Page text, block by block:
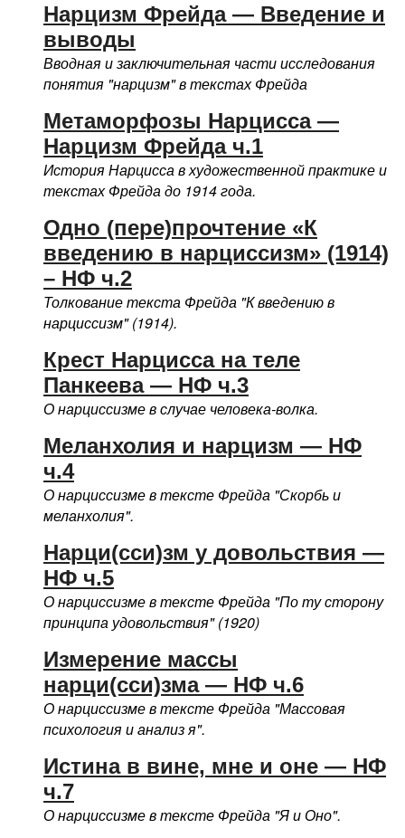
Нарцизм Фрейда — Введение и
выводы
Вводная и заключительная части исследования
понятия "нарцизм" в текстах Фрейда
Метаморфозы Нарцисса —
Нарцизм Фрейда ч.1
История Нарцисса в художественной практике и
текстах Фрейда до 1914 года.
Одно (пере)прочтение «К
введению в нарциссизм» (1914)
– НФ ч.2
Толкование текста Фрейда "К введению в
нарциссизм" (1914).
Крест Нарцисса на теле
Панкеева — НФ ч.3
О нарциссизме в случае человека-волка.
Меланхолия и нарцизм — НФ
ч.4
О нарциссизме в тексте Фрейда "Скорбь и
меланхолия".
Нарци(сси)зм у довольствия —
НФ ч.5
О нарциссизме в тексте Фрейда "По ту сторону
принципа удовольствия" (1920)
Измерение массы
нарци(сси)зма — НФ ч.6
О нарциссизме в тексте Фрейда "Массовая
психология и анализ я".
Истина в вине, мне и оне — НФ
ч.7
О нарциссизме в тексте Фрейда "Я и Оно".